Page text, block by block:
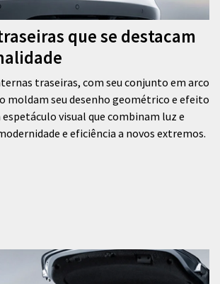
que se destacam
traseiras, com seu conjunto em arco
moldam seu desenho geométrico e efeito
visual que combinam luz e
e eficiência a novos extremos.